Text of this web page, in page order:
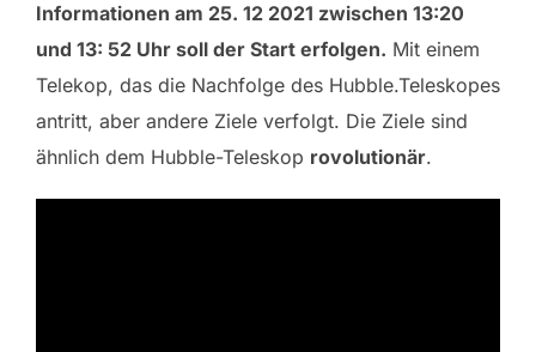
Informationen am 25. 12 2021 zwischen 13:20
und 13: 52 Uhr soll der Start erfolgen. Mit einem
Telekop, das die Nachfolge des Hubble.Teleskopes
antritt, aber andere Ziele verfolgt. Die Ziele sind
ähnlich dem Hubble-Teleskop rovolutionär.